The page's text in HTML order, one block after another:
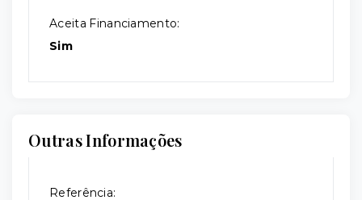
Aceita Financiamento:
Sim
Outras Informações
Referência: